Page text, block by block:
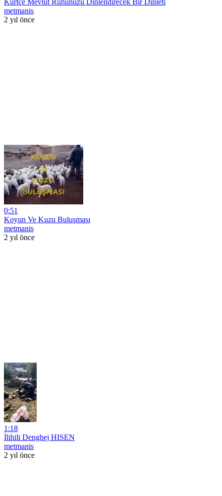
Kürtçe Mevlüt Ruhunuzu Dinlendirecek Bir Dinleti
metmanis
2 yıl önce
0:51
Koyun Ve Kuzu Buluşması
metmanis
2 yıl önce
1:18
İlihili Dengbej HISEN
metmanis
2 yıl önce